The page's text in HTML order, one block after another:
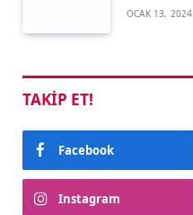
OCAK 13, 2024
TAKIP ET!
Facebook
Instagram